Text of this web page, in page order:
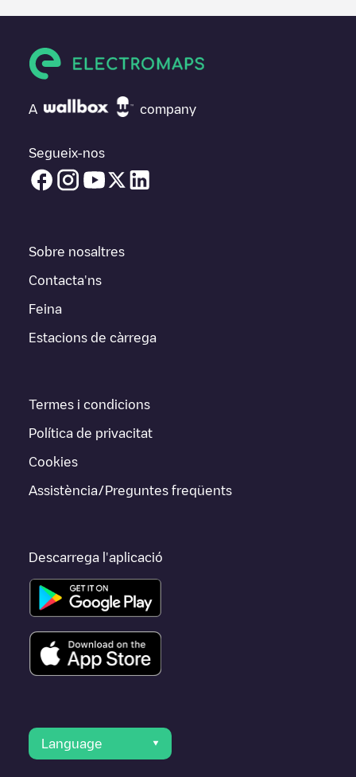
A company
Segueix-nos
Sobre nosaltres
Contacta'ns
Feina
Estacions de càrrega
Termes i condicions
Política de privacitat
Cookies
Assistència/Preguntes freqüents
Descarrega l'aplicació
Language